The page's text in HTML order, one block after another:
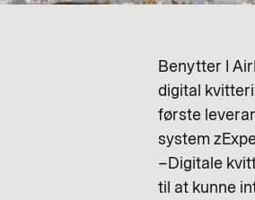
Benytter I
digital
første
system
–Digitale
til at kunne